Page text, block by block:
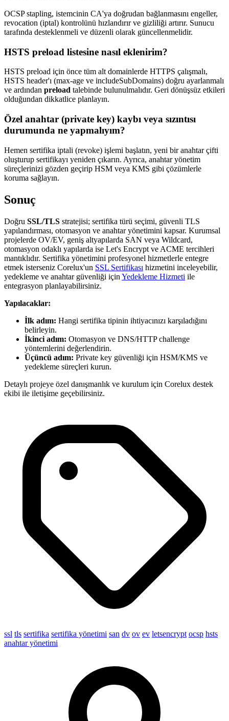
OCSP stapling, istemcinin CA'ya doğrudan bağlanmasını engeller,
revocation (iptal) kontrolünü hızlandırır ve gizliliği artırır. Sunucu
tarafında desteklenmeli ve düzenli olarak güncellenmelidir.
HSTS preload listesine nasıl eklenirim?
HSTS preload için önce tüm alt domainlerde HTTPS çalışmalı,
HSTS header'ı (max-age ve includeSubDomains) doğru ayarlanmalı
ve ardından preload talebinde bulunulmalıdır. Geri dönüşsüz etkileri
olduğundan dikkatlice planlayın.
Özel anahtar (private key) kaybı veya sızıntısı
durumunda ne yapmalıyım?
Hemen sertifika iptali (revoke) işlemi başlatın, yeni bir anahtar çifti
oluşturup sertifikayı yeniden çıkarın. Ayrıca, anahtar yönetim
süreçlerinizi gözden geçirip HSM veya KMS gibi çözümlerle
koruma sağlayın.
Sonuç
Doğru SSL/TLS stratejisi; sertifika türü seçimi, güvenli TLS
yapılandırması, otomasyon ve anahtar yönetimini kapsar. Kurumsal
projelerde OV/EV, geniş altyapılarda SAN veya Wildcard,
otomasyon odaklı yapılarda ise Let's Encrypt ve ACME tercihleri
mantıklıdır. Sertifika yönetimini profesyonel hizmetlerle entegre
etmek isterseniz Corelux'un SSL Sertifikası hizmetini inceleyebilir,
yedekleme ve anahtar güvenliği için Yedekleme Hizmeti ile
entegrasyon planlayabilirsiniz.
Yapılacaklar:
İlk adım: Hangi sertifika tipinin ihtiyacınızı karşıladığını
belirleyin.
İkinci adım: Otomasyon ve DNS/HTTP challenge
yöntemlerini değerlendirin.
Üçüncü adım: Private key güvenliği için HSM/KMS ve
yedekleme süreçleri kurun.
Detaylı projeye özel danışmanlık ve kurulum için Corelux destek
ekibi ile iletişime geçebilirsiniz.
ssl tls sertifika sertifika yönetimi san dv ov ev letsencrypt ocsp hsts
anahtar yönetimi